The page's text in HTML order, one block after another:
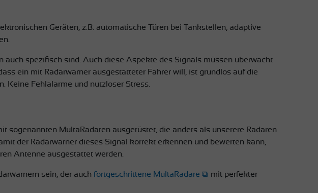
Geräten, z.B. automatische Türen bei Tankstellen, adaptive
auch spezifisch sind. Auch diese Aspekte des Signals müssen überwacht
ein mit Radarwarner ausgestatteter Fahrer will, ist grundlos auf die
Keine Fehlalarme und nutzloser Stress.
sogenannten MultaRadaren ausgerüstet, die anders als unserere Radaren
der Radarwarner dieses Signal korrekt erkennen und bewerten kann,
Antenne ausgestattet werden.
sein, der auch fortgeschrittene MultaRadare
mit perfekter